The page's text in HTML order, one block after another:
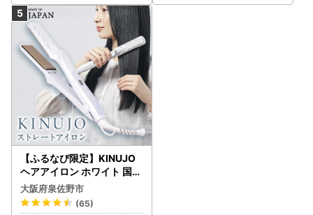
【ふるなび限定】KINUJO
ヘアアイロン ホワイト 国内
製造 FN-Limited-PR
大阪府泉佐野市
(65)